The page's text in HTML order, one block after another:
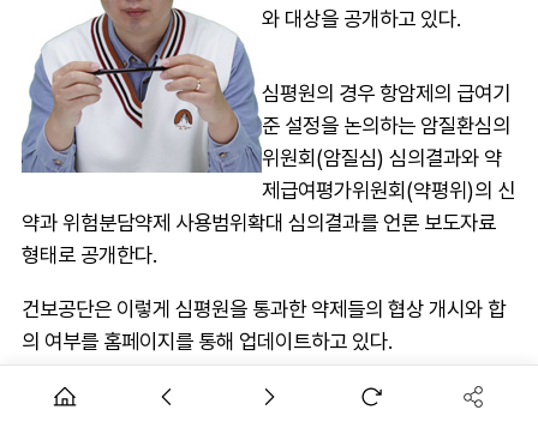
와 대상을 공개하고 있다.
심평원의 경우 항암제의 급여기
준 설정을 논의하는 암질환심의
위원회(암질심) 심의결과와 약
제급여평가위원회(약평위)의 신
약과 위험분담약제 사용범위확대 심의결과를 언론 보도자료
형태로 공개한다.
건보공단은 이렇게 심평원을 통과한 약제들의 협상 개시와 합
의 여부를 홈페이지를 통해 업데이트하고 있다.
문제는 친절하지 않다는 점에 있다. 환자들을 포함한 대국민 알